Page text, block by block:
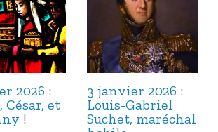
2026 :
César, et
!
3 janvier 2026 :
Louis-Gabriel
Suchet, maréchal